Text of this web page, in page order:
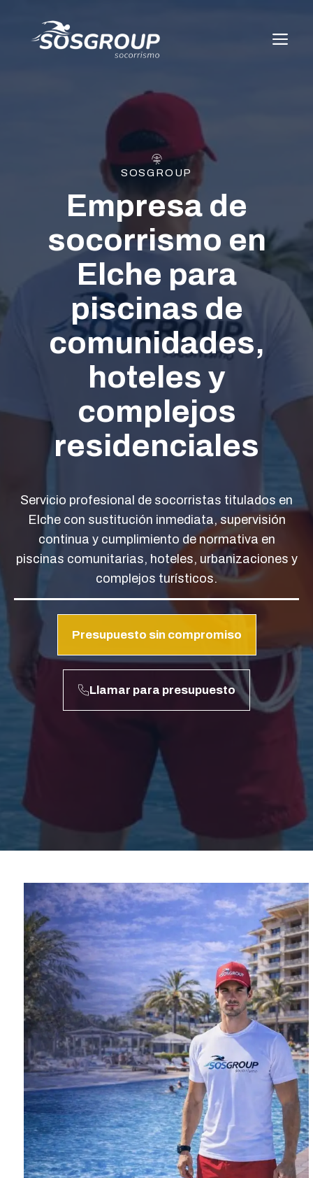
contenido
SOSGROUP
Empresa de
socorrismo en
Elche para
piscinas de
comunidades,
hoteles y
complejos
residenciales
Servicio profesional de socorristas titulados en
Elche con sustitución inmediata, supervisión
continua y cumplimiento de normativa en
piscinas comunitarias, hoteles, urbanizaciones y
complejos turísticos.
Presupuesto sin compromiso
Llamar para presupuesto